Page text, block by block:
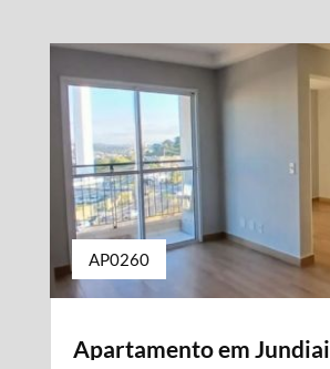
AP0260
Apartamento em Jundiai